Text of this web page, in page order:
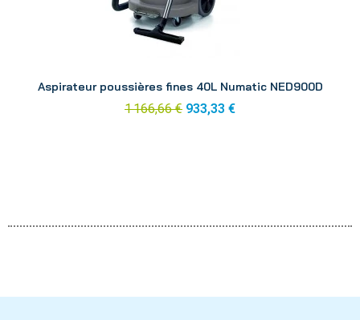
Aspirateur poussières fines 40L Numatic NED900D
1 166,66 € 933,33 €